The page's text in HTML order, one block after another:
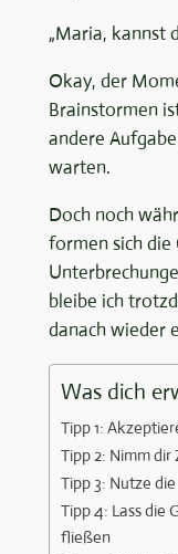
„Maria, kannst
Okay, der
Brainstormen
andere
warten.
Doch noch
formen sich die
bleibe ich
danach wieder
Was dich
Tipp 1:
Tipp 2: Nimm
Tipp 3: Nutze
Tipp 4: Lass die
fließen